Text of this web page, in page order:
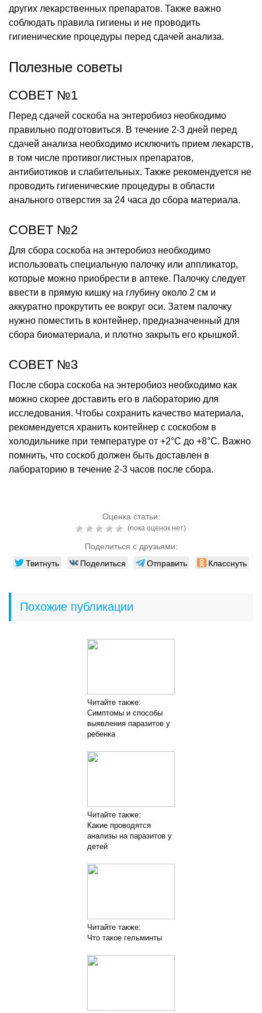
других лекарственных препаратов. Также важно
соблюдать правила гигиены и не проводить
гигиенические процедуры перед сдачей анализа.
Полезные советы
СОВЕТ №1
Перед сдачей соскоба на энтеробиоз необходимо
правильно подготовиться. В течение 2-3 дней перед
сдачей анализа необходимо исключить прием лекарств,
в том числе противоглистных препаратов,
антибиотиков и слабительных. Также рекомендуется не
проводить гигиенические процедуры в области
анального отверстия за 24 часа до сбора материала.
СОВЕТ №2
Для сбора соскоба на энтеробиоз необходимо
использовать специальную палочку или аппликатор,
которые можно приобрести в аптеке. Палочку следует
ввести в прямую кишку на глубину около 2 см и
аккуратно прокрутить ее вокруг оси. Затем палочку
нужно поместить в контейнер, предназначенный для
сбора биоматериала, и плотно закрыть его крышкой.
СОВЕТ №3
После сбора соскоба на энтеробиоз необходимо как
можно скорее доставить его в лабораторию для
исследования. Чтобы сохранить качество материала,
рекомендуется хранить контейнер с соскобом в
холодильнике при температуре от +2°C до +8°C. Важно
помнить, что соскоб должен быть доставлен в
лабораторию в течение 2-3 часов после сбора.
Оценка статьи:
(пока оценок нет)
Поделиться с друзьями:
Твитнуть Поделиться Отправить Класснуть
Похожие публикации
Читайте также:
Симптомы и способы
выявления паразитов у
ребенка
Читайте также:
Какие проводятся
анализы на паразитов у
детей
Читайте также:
Что такое гельминты